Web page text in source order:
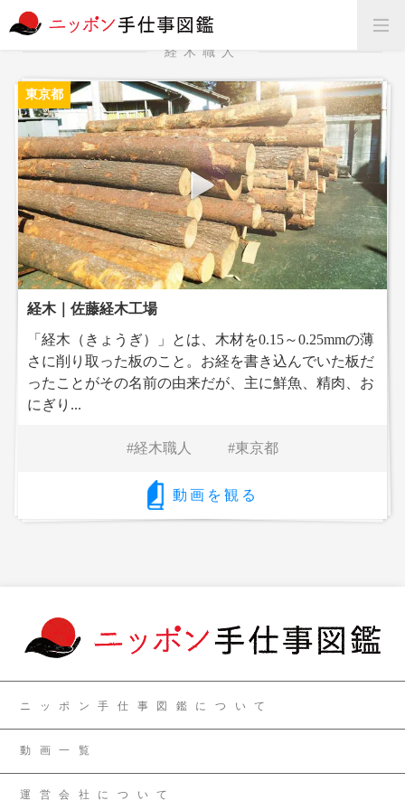
経木職人
東京都
経木｜佐藤経木工場
「経木（きょうぎ）」とは、木材を0.15～0.25mmの薄
さに削り取った板のこと。お経を書き込んでいた板だ
ったことがその名前の由来だが、主に鮮魚、精肉、お
にぎり...
経木職人 東京都
動画を観る
ニッポン手仕事図鑑について
動画一覧
運営会社について